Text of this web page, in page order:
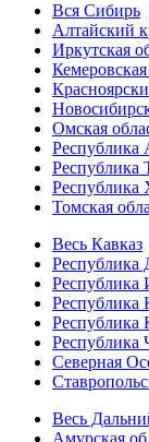
Вся Сибирь
Алтайский
Иркутская
Кемеровская
Омская
Республика
Республика
Республика
Томская
Весь Кавказ
Республика
Республика
Республика
Республика
Республика
Северная
Весь
Амурская